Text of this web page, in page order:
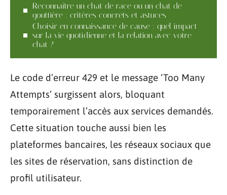
Reconnaître un chat de race ou un chat de
gouttière : critères concrets et astuces
Choisir en connaissance de cause : quel impact
sur la vie quotidienne et la relation avec votre
chat ?
Le code d’erreur 429 et le message ‘Too Many
Attempts’ surgissent alors, bloquant
temporairement l’accès aux services demandés.
Cette situation touche aussi bien les
plateformes bancaires, les réseaux sociaux que
les sites de réservation, sans distinction de
profil utilisateur.